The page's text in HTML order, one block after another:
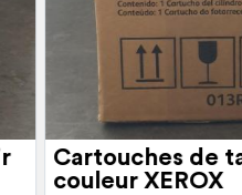
Cartouches de
couleur XEROX